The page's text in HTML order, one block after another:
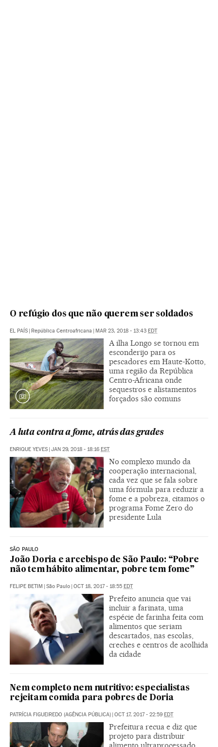
O refúgio dos que não querem ser soldados
EL PAÍS | República Centroafricana | MAR 23, 2018 - 13:43 EDT
A ilha Longo se tornou em
esconderijo para os
pescadores em Haute-Kotto,
uma região da República
Centro-Africana onde
sequestros e alistamentos
forçados são comuns
A luta contra a fome, atrás das grades
ENRIQUE YEVES | JAN 29, 2018 - 18:16 EST
No complexo mundo da
cooperação internacional,
cada vez que se fala sobre
uma fórmula para reduzir a
fome e a pobreza, citamos o
programa Fome Zero do
presidente Lula
SÃO PAULO
João Doria e arcebispo de São Paulo: “Pobre
não tem hábito alimentar, pobre tem fome”
FELIPE BETIM | São Paulo | OCT 18, 2017 - 18:55 EDT
Prefeito anuncia que vai
incluir a farinata, uma
espécie de farinha feita com
alimentos que seriam
descartados, nas escolas,
creches e centros de acolhida
da cidade
Nem completo nem nutritivo: especialistas
rejeitam comida para pobres de Doria
PATRÍCIA FIGUEIREDO (AGÊNCIA PÚBLICA) | OCT 17, 2017 - 22:59 EDT
Prefeitura recua e diz que
projeto para distribuir